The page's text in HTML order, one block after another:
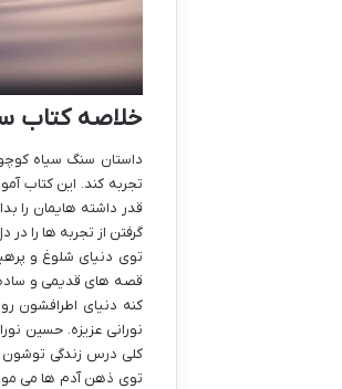
خلاصه کتاب
داستان سنگ سیاه
تجربه کند. این کتاب
قدر داشته هایمان را
گرفتن از تجربه ها را
توی دنیای شلوغ و
قصه های قدیمی و
کنه دنیای اطرافشون
نورانی عزیزه. حسین
کلی درس زندگی توشون
توی ذهن آدم ها می